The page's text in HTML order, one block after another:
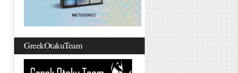
GreekOtakuTeam